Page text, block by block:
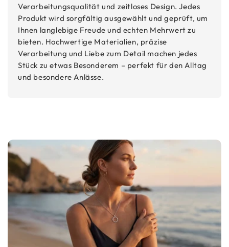
Verarbeitungsqualität und zeitloses Design. Jedes
Produkt wird sorgfältig ausgewählt und geprüft, um
Ihnen langlebige Freude und echten Mehrwert zu
bieten. Hochwertige Materialien, präzise
Verarbeitung und Liebe zum Detail machen jedes
Stück zu etwas Besonderem – perfekt für den Alltag
und besondere Anlässe.